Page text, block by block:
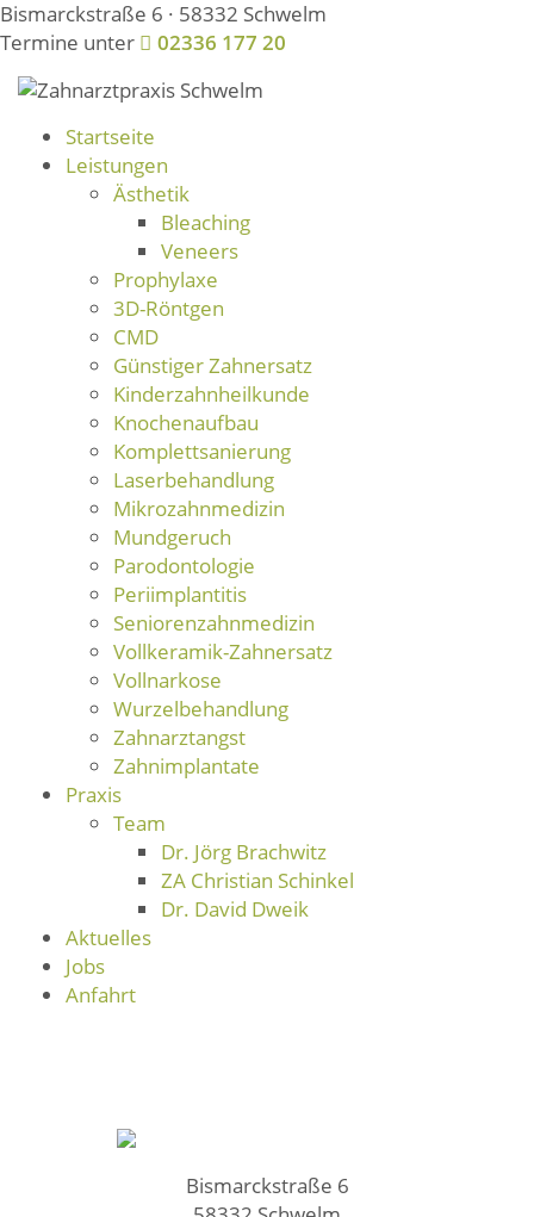
Bismarckstraße 6 · 58332 Schwelm
Termine unter
02336 177 20
Startseite
Leistungen
Ästhetik
Bleaching
Veneers
Prophylaxe
3D-Röntgen
CMD
Günstiger Zahnersatz
Kinderzahnheilkunde
Knochenaufbau
Komplettsanierung
Laserbehandlung
Mikrozahnmedizin
Mundgeruch
Parodontologie
Periimplantitis
Seniorenzahnmedizin
Vollkeramik-Zahnersatz
Vollnarkose
Wurzelbehandlung
Zahnarztangst
Zahnimplantate
Praxis
Team
Dr. Jörg Brachwitz
ZA Christian Schinkel
Dr. David Dweik
Aktuelles
Jobs
Anfahrt
Bismarckstraße 6